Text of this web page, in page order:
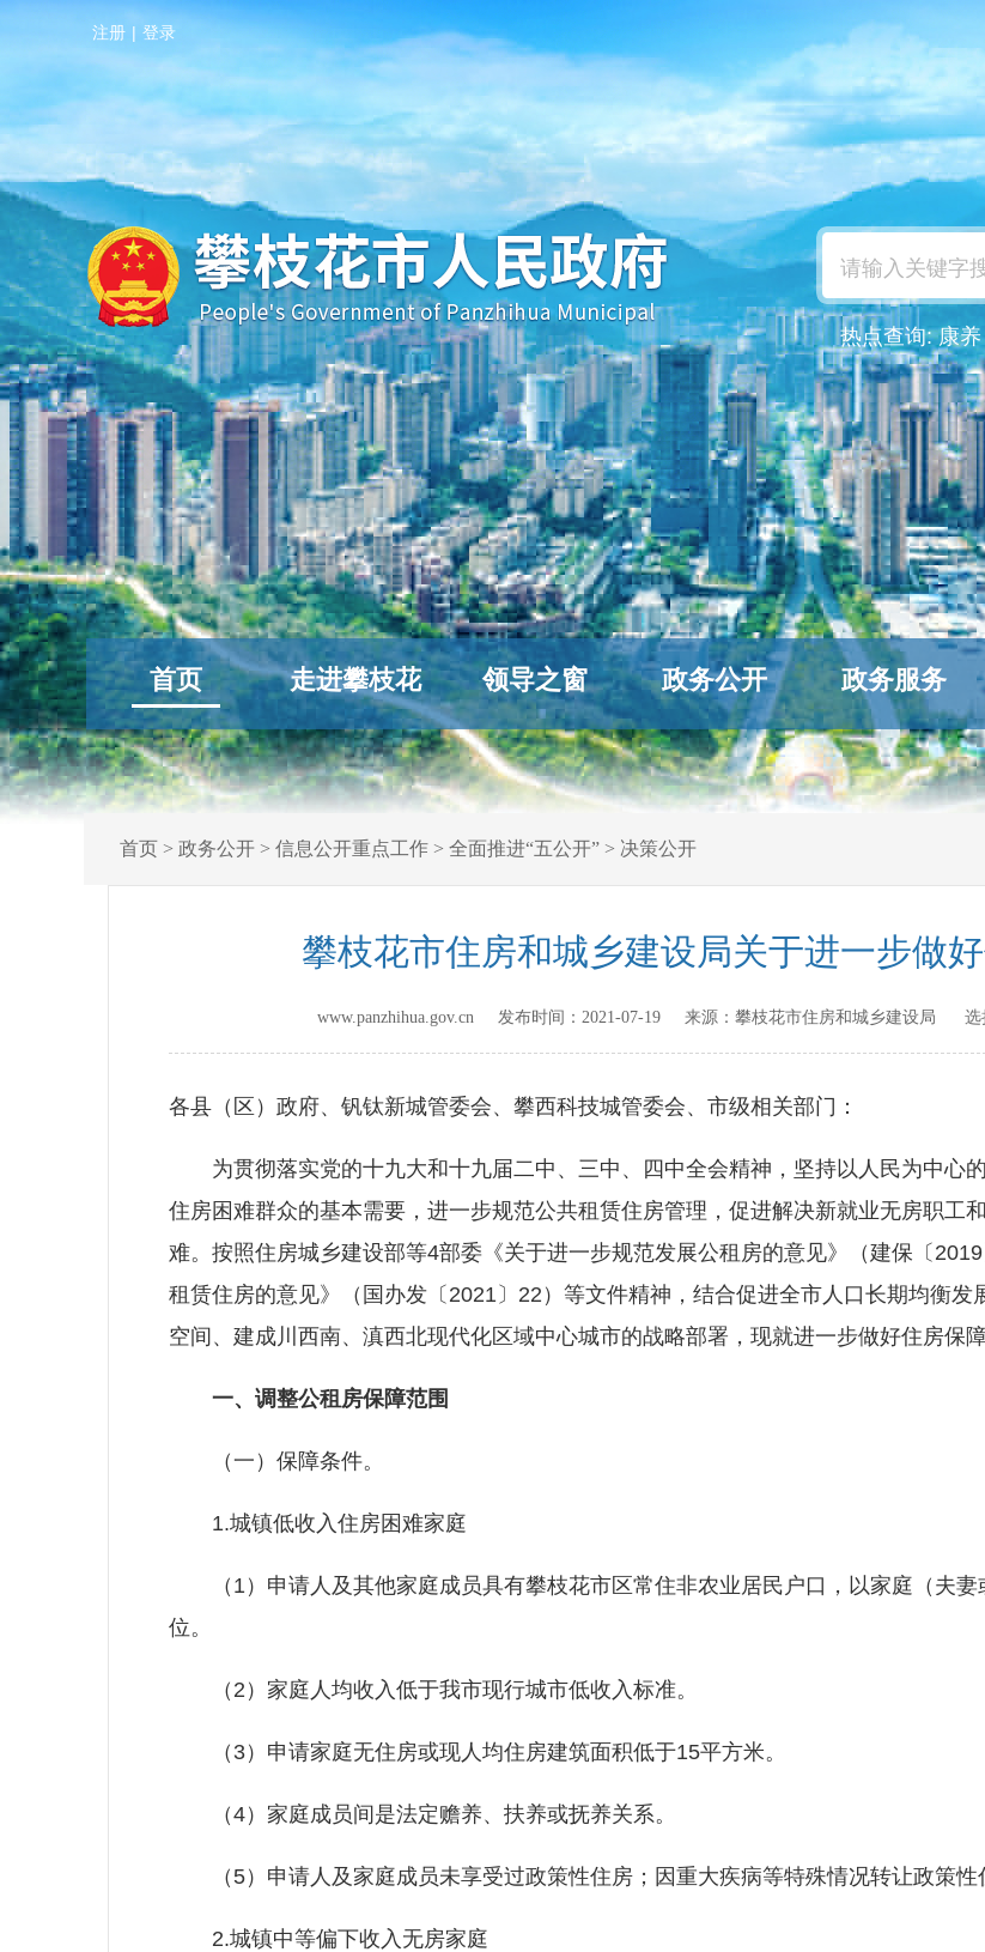
注册 | 登录
热点查询:康养
首页 走进攀枝花 领导之窗 政务公开 政务服务
首页> 政务公开> 信息公开重点工作> 全面推进“五公开”> 决策公开
攀枝花市住房和城乡建设局关于进一步做
www.panzhihua.gov.cn 发布时间： 2021-07-19来源： 攀枝花市住房和城乡建设局 选
各县（区）政府、钒钛新城管委会、攀西科技城管委会、市级相关部门：
为贯彻落实党的十九大和十九届二中、三中、四中全会精神，坚持以人民为中心
住房困难群众的基本需要，进一步规范公共租赁住房管理，促进解决新就业无房职工
难。按照住房城乡建设部等4部委《关于进一步规范发展公租房的意见》（建保〔
租赁住房的意见》（国办发〔2021〕22）等文件精神，结合促进全市人口长期均衡发
空间、建成川西南、滇西北现代化区域中心城市的战略部署，现就进一步做好住房保
一、调整公租房保障范围
（一）保障条件。
1.城镇低收入住房困难家庭
（1）申请人及其他家庭成员具有攀枝花市区常住非农业居民户口，以家庭（夫妻
位。
（2）家庭人均收入低于我市现行城市低收入标准。
（3）申请家庭无住房或现人均住房建筑面积低于15平方米。
（4）家庭成员间是法定赡养、扶养或抚养关系。
（5）申请人及家庭成员未享受过政策性住房；因重大疾病等特殊情况转让政策性
2.城镇中等偏下收入无房家庭